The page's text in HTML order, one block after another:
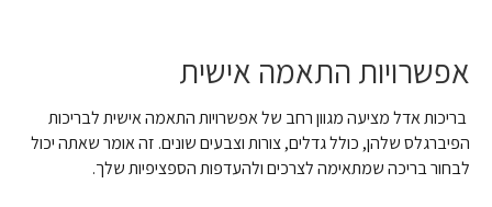
אפשרויות התאמה אישית
בריכות אדל מציעה מגוון רחב של אפשרויות התאמה אישית לבריכות
הפיברגלס שלהן, כולל גדלים, צורות וצבעים שונים. זה אומר שאתה יכול
לבחור בריכה שמתאימה לצרכים ולהעדפות הספציפיות שלך.